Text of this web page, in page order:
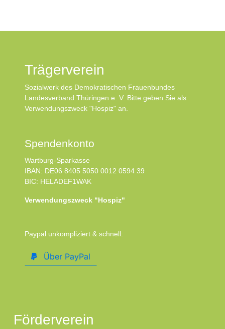
Trägerverein
Sozialwerk des Demokratischen Frauenbundes
Landesverband Thüringen e. V. Bitte geben Sie als
Verwendungszweck "Hospiz" an.
Spendenkonto
Wartburg-Sparkasse
IBAN: DE06 8405 5050 0012 0594 39
BIC: HELADEF1WAK
Verwendungszweck "Hospiz"
Paypal unkompliziert & schnell:
Über PayPal
Förderverein